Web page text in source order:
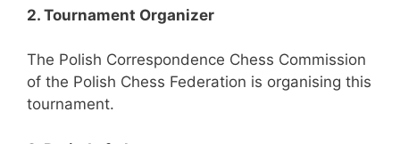
2. Tournament Organizer
The Polish Correspondence Chess Commission
of the Polish Chess Federation is organising this
tournament.